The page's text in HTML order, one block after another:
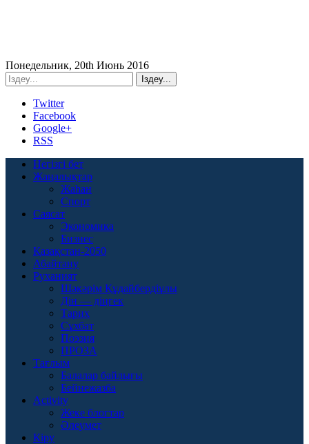
Понедельник, 20th Июнь 2016
Twitter
Facebook
Google+
RSS
Негізгі бет
Жаңалықтар
Жаһан
Спорт
Саясат
Экономика
Бизнес
Қазақстан-2050
Абайтану
Руханият
Шәкәрім Құдайбердіұлы
Дін — діңгек
Тарих
Сұхбат
Поэзия
ПРОЗА
Тағлым
Балалар байлығы
Бейнежазба
Activity
Жеке блогтар
Әлеумет
Кіру